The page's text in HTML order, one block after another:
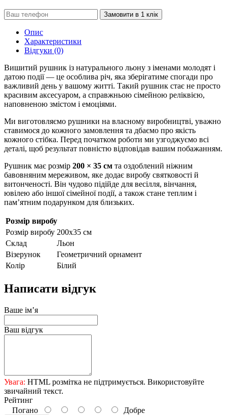
Замовити в 1 клік
Опис
Характеристики
Відгуки (0)
Вишитий рушник із натурального льону з іменами молодят і
датою події — це особлива річ, яка зберігатиме спогади про
важливий день у вашому житті. Такий рушник стає не просто
красивим аксесуаром, а справжньою сімейною реліквією,
наповненою змістом і емоціями.
Ми виготовляємо рушники на власному виробництві, уважно
ставимося до кожного замовлення та дбаємо про якість
кожного стібка. Перед початком роботи ми узгоджуємо всі
деталі, щоб результат повністю відповідав вашим побажанням.
Рушник має розмір 200 × 35 см та оздоблений ніжним
бавовняним мереживом, яке додає виробу святковості й
витонченості. Він чудово підійде для весілля, вінчання,
ювілею або іншої сімейної події, а також стане теплим і
пам’ятним подарунком для близьких.
Розмір виробу
Розмір виробу 200х35 см
Склад
Льон
Візерунок
Геометричний орнамент
Колір
Білий
Написати відгук
Ваше ім’я
Ваш відгук
Увага: HTML розмітка не підтримується. Використовуйте
звичайний текст.
Рейтинг
Погано
Добре